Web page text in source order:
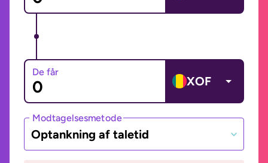
De får
XOF
Modtagelsesmetode
Optankning af taletid